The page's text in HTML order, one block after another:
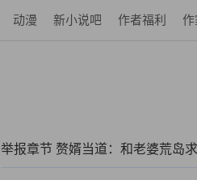
动漫 新小说吧 作者福利 作
举报章节 赘婿当道：和老婆荒